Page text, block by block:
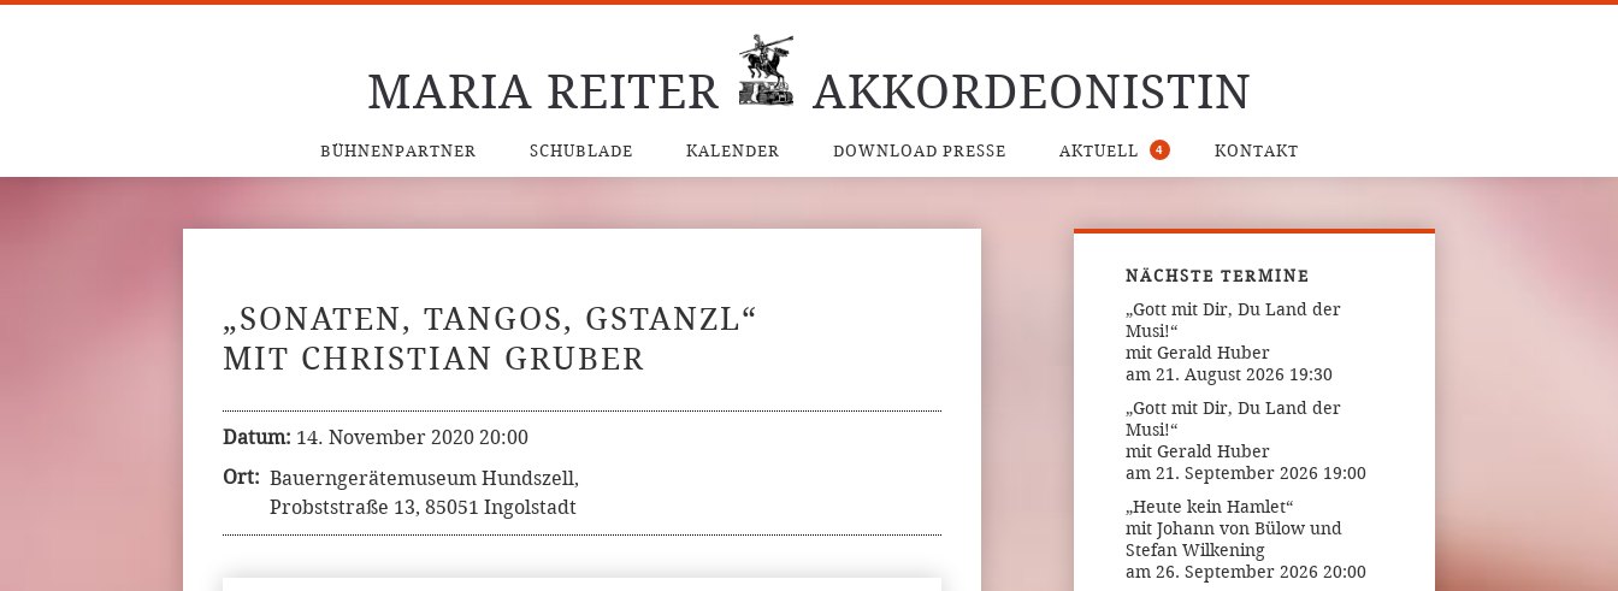
MARIA REITER AKKORDEONISTIN
BÜHNENPARTNER SCHUBLADE KALENDER DOWNLOAD PRESSE AKTUELL 4 KONTAKT
„SONATEN, TANGOS, GSTANZL“
MIT CHRISTIAN GRUBER
Datum: 14. November 2020 20:00
Ort: Bauerngerätemuseum Hundszell,
Probststraße 13, 85051 Ingolstadt
NÄCHSTE TERMINE
„Gott mit Dir, Du Land der
Musi!“
mit Gerald Huber
am 21. August 2026 19:30
„Gott mit Dir, Du Land der
Musi!“
mit Gerald Huber
am 21. September 2026 19:00
„Heute kein Hamlet“
mit Johann von Bülow und
Stefan Wilkening
am 26. September 2026 20:00